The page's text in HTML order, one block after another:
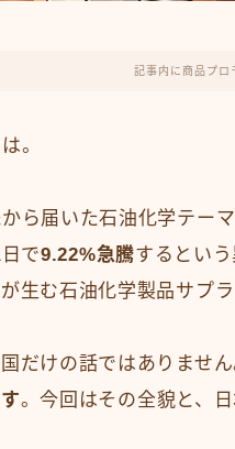
記事内に商品プロ
。
ら届いた石油化学テー
で9.22%急騰するとい
生む石油化学製品サプ
だけの話ではありませ
。今回はその全貌と、